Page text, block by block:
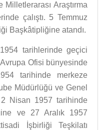
Araştırma
çalıştı. 5 Temmuz
Başkâtipliğine atandı.
tarihlerinde geçici
Ofisi bünyesinde
tarihinde merkeze
Müdürlüğü ve Genel
Nisan 1957 tarihinde
ve 27 Aralık 1957
İşbirliği Teşkilatı